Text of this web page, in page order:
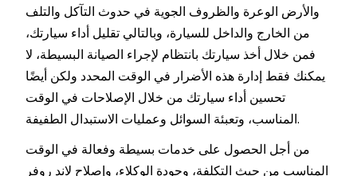
والأرض الوعرة والظروف الجوية في حدوث التآكل والتلف
من الخارج والداخل للسيارة، وبالتالي تقليل أداء سيارتك،
فمن خلال أخذ سيارتك بانتظام لإجراء الصيانة البسيطة، لا
يمكنك فقط إدارة هذه الأضرار في الوقت المحدد ولكن أيضًا
تحسين أداء سيارتك من خلال الإصلاحات في الوقت
المناسب، وتعبئة السوائل وعمليات الاستبدال الطفيفة.
من أجل الحصول على خدمات بسيطة وفعالة في الوقت
المناسب من حيث التكلفة، وجودة الوكلاء، وإصلاح لاند روفر